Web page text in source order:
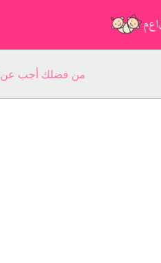
من فضلك أجب عن 5 أسئلة عن اسمك الأول: اسمك هو: